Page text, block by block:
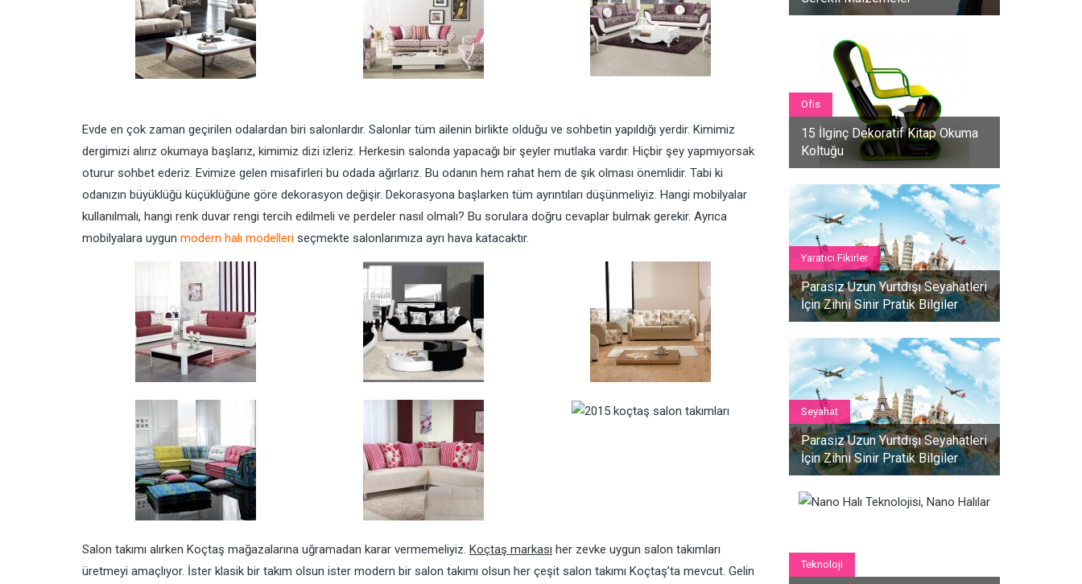
Evde en çok zaman geçirilen odalardan biri salonlardır. Salonlar tüm ailenin birlikte olduğu ve sohbetin yapıldığı yerdir. Kimimiz
dergimizi alırız okumaya başlarız, kimimiz dizi izleriz. Herkesin salonda yapacağı bir şeyler mutlaka vardır. Hiçbir şey yapmıyorsak
oturur sohbet ederiz. Evimize gelen misafirleri bu odada ağırlarız. Bu odanın hem rahat hem de şık olması önemlidir. Tabi ki
odanızın büyüklüğü küçüklüğüne göre dekorasyon değişir. Dekorasyona başlarken tüm ayrıntıları düşünmeliyiz. Hangi mobilyalar
kullanılmalı, hangi renk duvar rengi tercih edilmeli ve perdeler nasıl olmalı? Bu sorulara doğru cevaplar bulmak gerekir. Ayrıca
mobilyalara uygun modern halı modelleri seçmekte salonlarımıza ayrı hava katacaktır.
Salon takımı alırken Koçtaş mağazalarına uğramadan karar vermemeliyiz. Koçtaş markası her zevke uygun salon takımları
üretmeyi amaçlıyor. İster klasik bir takım olsun ister modern bir salon takımı olsun her çeşit salon takımı Koçtaş’ta mevcut. Gelin
Ofis
15 İlginç Dekoratif Kitap Okuma
Koltuğu
Yaratıcı Fikirler
Parasız Uzun Yurtdışı Seyahatleri
İçin Zihni Sinir Pratik Bilgiler
Seyahat
Parasız Uzun Yurtdışı Seyahatleri
İçin Zihni Sinir Pratik Bilgiler
Teknoloji